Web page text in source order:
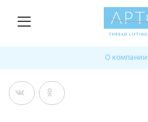
О компании